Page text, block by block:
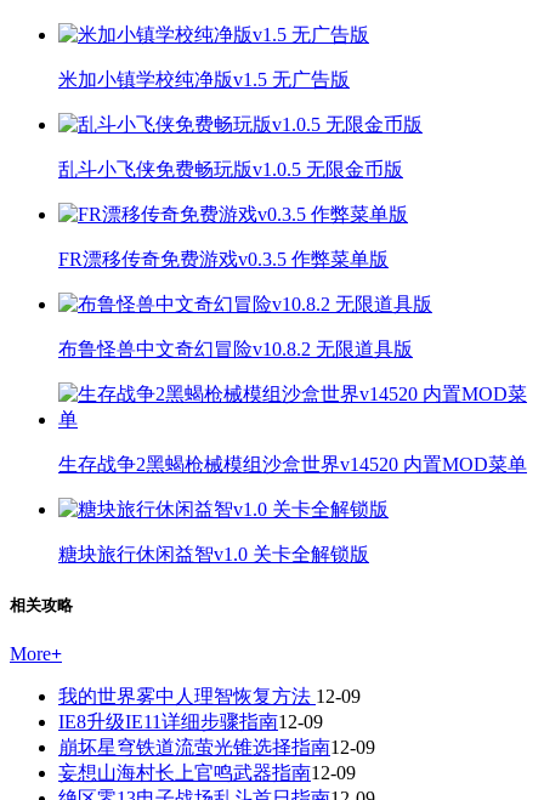
米加小镇学校纯净版v1.5 无广告版
乱斗小飞侠免费畅玩版v1.0.5 无限金币版
FR漂移传奇免费游戏v0.3.5 作弊菜单版
布鲁怪兽中文奇幻冒险v10.8.2 无限道具版
生存战争2黑蝎枪械模组沙盒世界v14520 内置MOD菜单
糖块旅行休闲益智v1.0 关卡全解锁版
相关攻略
More+
我的世界雾中人理智恢复方法 12-09
IE8升级IE11详细步骤指南12-09
崩坏星穹铁道流萤光锥选择指南12-09
妄想山海村长上官鸣武器指南12-09